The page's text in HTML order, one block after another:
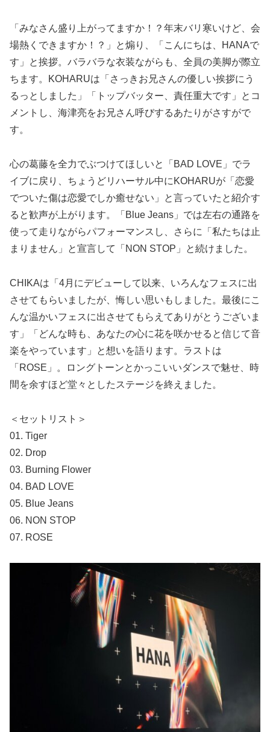
「みなさん盛り上がってますか！？年末バリ寒いけど、会
場熱くできますか！？」と煽り、「こんにちは、HANAで
す」と挨拶。バラバラな衣装ながらも、全員の美脚が際立
ちます。KOHARUは「さっきお兄さんの優しい挨拶にう
るっとしました」「トップバッター、責任重大です」とコ
メントし、海津亮をお兄さん呼びするあたりがさすがで
す。
心の葛藤を全力でぶつけてほしいと「BAD LOVE」でラ
イブに戻り、ちょうどリハーサル中にKOHARUが「恋愛
でついた傷は恋愛でしか癒せない」と言っていたと紹介す
ると歓声が上がります。「Blue Jeans」では左右の通路を
使って走りながらパフォーマンスし、さらに「私たちは止
まりません」と宣言して「NON STOP」と続けました。
CHIKAは「4月にデビューして以来、いろんなフェスに出
させてもらいましたが、悔しい思いもしました。最後にこ
んな温かいフェスに出させてもらえてありがとうございま
す」「どんな時も、あなたの心に花を咲かせると信じて音
楽をやっています」と想いを語ります。ラストは
「ROSE」。ロングトーンとかっこいいダンスで魅せ、時
間を余すほど堂々としたステージを終えました。
＜セットリスト＞
01. Tiger
02. Drop
03. Burning Flower
04. BAD LOVE
05. Blue Jeans
06. NON STOP
07. ROSE